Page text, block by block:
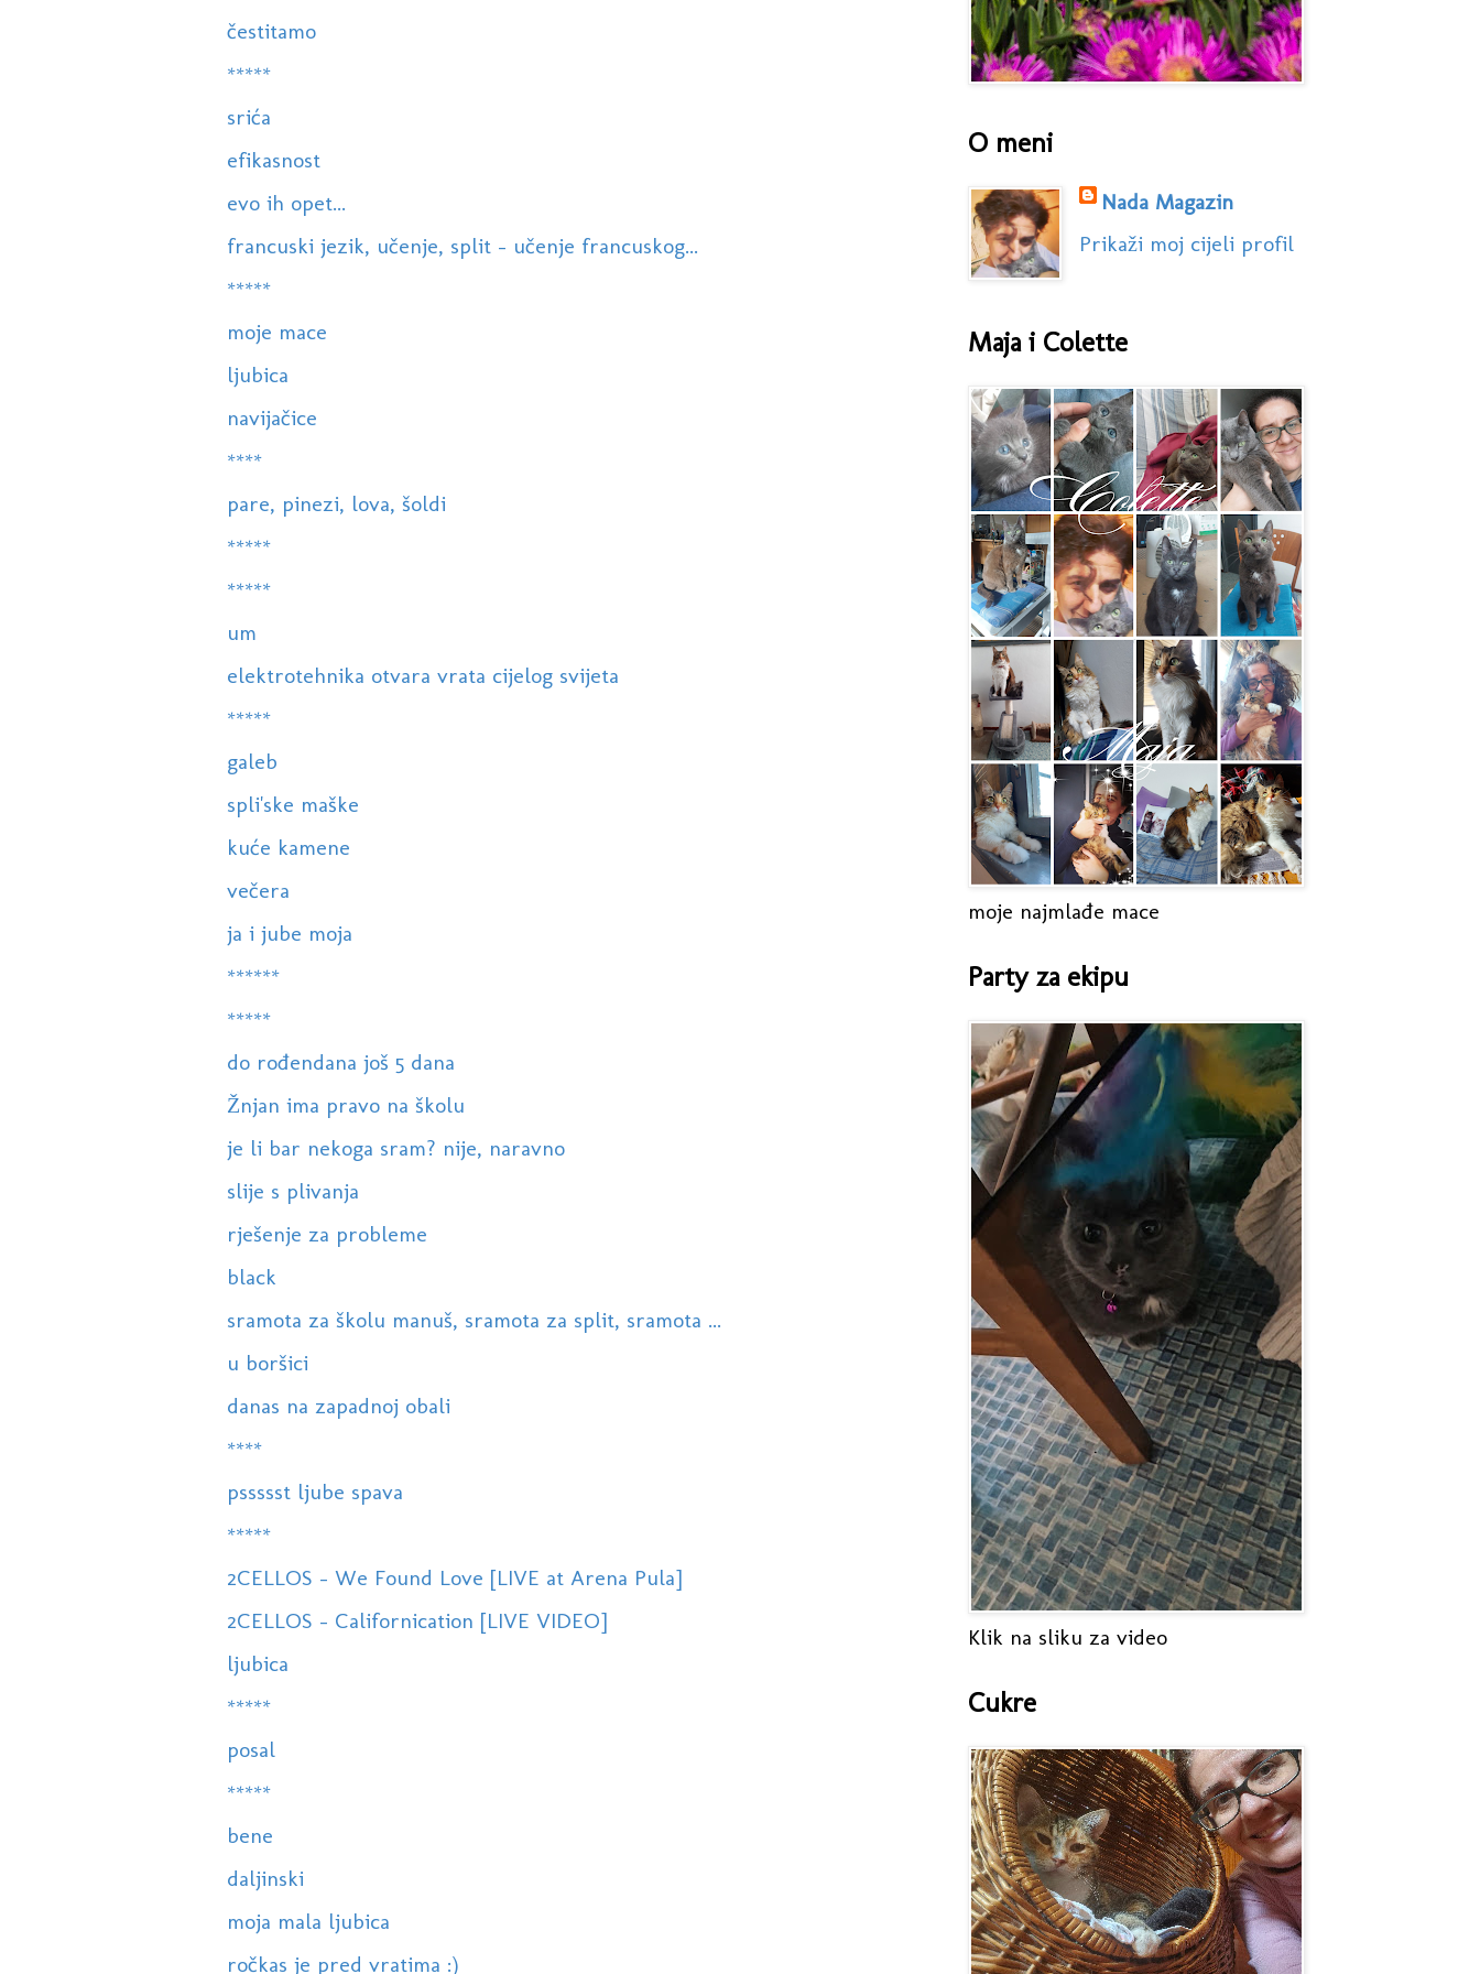
čestitamo
*****
srića
efikasnost
evo ih opet...
francuski jezik, učenje, split - učenje francuskog...
*****
moje mace
ljubica
navijačice
****
pare, pinezi, lova, šoldi
*****
*****
um
elektrotehnika otvara vrata cijelog svijeta
*****
galeb
spli'ske maške
kuće kamene
večera
ja i jube moja
******
*****
do rođendana još 5 dana
Žnjan ima pravo na školu
je li bar nekoga sram? nije, naravno
slije s plivanja
rješenje za probleme
black
sramota za školu manuš, sramota za split, sramota ...
u boršici
danas na zapadnoj obali
****
pssssst ljube spava
*****
2CELLOS - We Found Love [LIVE at Arena Pula]
2CELLOS - Californication [LIVE VIDEO]
ljubica
*****
posal
*****
bene
daljinski
moja mala ljubica
ročkas je pred vratima :)
O meni
Nada Magazin
Prikaži moj cijeli profil
Maja i Colette
moje najmlađe mace
Party za ekipu
Klik na sliku za video
Cukre